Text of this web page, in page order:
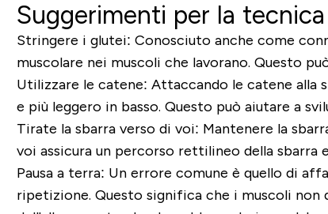
Suggerimenti per la
Stringere i glutei: Conosciuto anche come
muscolare nei muscoli che lavorano. Questo
Utilizzare le catene: Attaccando le catene alla
e più leggero in basso. Questo può aiutare a
Tirate la sbarra verso di voi: Mantenere la
voi assicura un percorso rettilineo della sbarra
Pausa a terra: Un errore comune è quello di
ripetizione. Questo significa che i muscoli non